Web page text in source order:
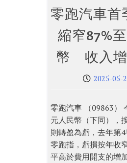
零跑汽車首
縮窄87%
幣 收入增
2025-05-
零跑汽車 （09863）
元人民幣（下同），
則轉盈為虧，去年第4
零跑指，虧損按年收
平高於費用開支的增